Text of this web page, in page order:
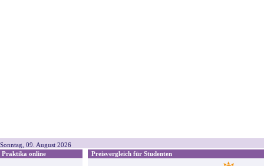
Sonntag, 09. August 2026
Praktika online
Preisvergleich für Studenten